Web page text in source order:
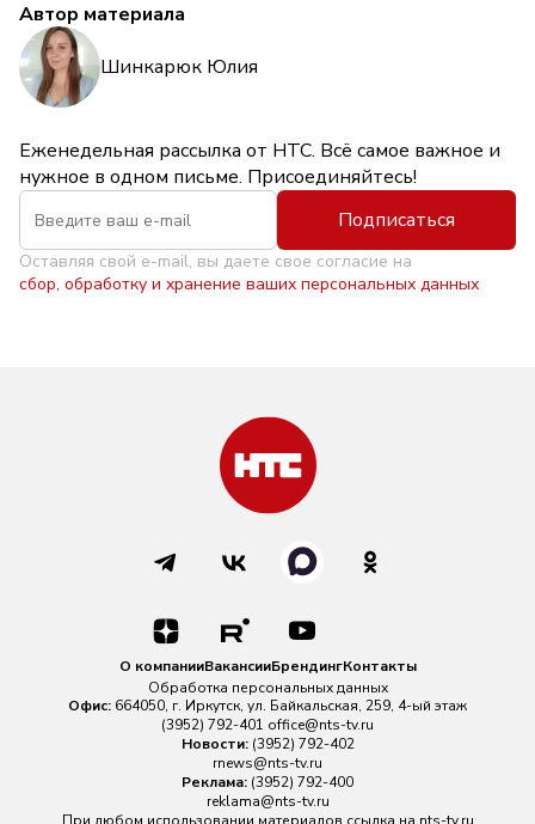
Автор материала
Шинкарюк Юлия
Еженедельная рассылка от НТС. Всё самое важное и
нужное в одном письме. Присоединяйтесь!
Подписаться
Оставляя свой e-mail, вы даете свое согласие на
сбор, обработку и хранение ваших персональных данных
О компанииВакансииБрендингКонтакты
Обработка персональных данных
Офис: 664050, г. Иркутск, ул. Байкальская, 259, 4-ый этаж
(3952) 792-401 office@nts-tv.ru
Новости: (3952) 792-402
rnews@nts-tv.ru
Реклама: (3952) 792-400
reklama@nts-tv.ru